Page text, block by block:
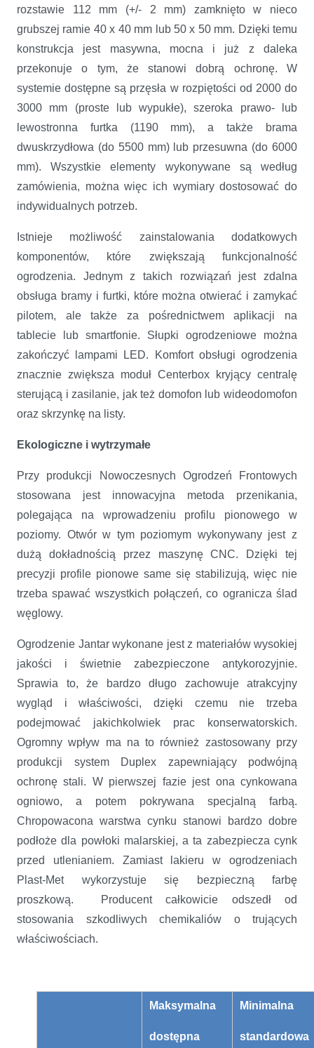
rozstawie 112 mm (+/- 2 mm) zamknięto w nieco
grubszej ramie 40 x 40 mm lub 50 x 50 mm. Dzięki temu
konstrukcja jest masywna, mocna i już z daleka
przekonuje o tym, że stanowi dobrą ochronę. W
systemie dostępne są przęsła w rozpiętości od 2000 do
3000 mm (proste lub wypukłe), szeroka prawo- lub
lewostronna furtka (1190 mm), a także brama
dwuskrzydłowa (do 5500 mm) lub przesuwna (do 6000
mm). Wszystkie elementy wykonywane są według
zamówienia, można więc ich wymiary dostosować do
indywidualnych potrzeb.
Istnieje możliwość zainstalowania dodatkowych
komponentów, które zwiększają funkcjonalność
ogrodzenia. Jednym z takich rozwiązań jest zdalna
obsługa bramy i furtki, które można otwierać i zamykać
pilotem, ale także za pośrednictwem aplikacji na
tablecie lub smartfonie. Słupki ogrodzeniowe można
zakończyć lampami LED. Komfort obsługi ogrodzenia
znacznie zwiększa moduł Centerbox kryjący centralę
sterującą i zasilanie, jak też domofon lub wideodomofon
oraz skrzynkę na listy.
Ekologiczne i wytrzymałe
Przy produkcji Nowoczesnych Ogrodzeń Frontowych
stosowana jest innowacyjna metoda przenikania,
polegająca na wprowadzeniu profilu pionowego w
poziomy. Otwór w tym poziomym wykonywany jest z
dużą dokładnością przez maszynę CNC. Dzięki tej
precyzji profile pionowe same się stabilizują, więc nie
trzeba spawać wszystkich połączeń, co ogranicza ślad
węglowy.
Ogrodzenie Jantar wykonane jest z materiałów wysokiej
jakości i świetnie zabezpieczone antykorozyjnie.
Sprawia to, że bardzo długo zachowuje atrakcyjny
wygląd i właściwości, dzięki czemu nie trzeba
podejmować jakichkolwiek prac konserwatorskich.
Ogromny wpływ ma na to również zastosowany przy
produkcji system Duplex zapewniający podwójną
ochronę stali. W pierwszej fazie jest ona cynkowana
ogniowo, a potem pokrywana specjalną farbą.
Chropowacona warstwa cynku stanowi bardzo dobre
podłoże dla powłoki malarskiej, a ta zabezpiecza cynk
przed utlenianiem. Zamiast lakieru w ogrodzeniach
Plast-Met wykorzystuje się bezpieczną farbę
proszkową. Producent całkowicie odszedł od
stosowania szkodliwych chemikaliów o trujących
właściwościach.
Maksymalna
dostępna
Minimalna
standardowa